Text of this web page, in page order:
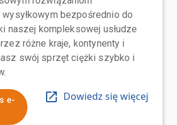
bezpośrednio do
naszej kompleksowej usłudze
różne kraje, kontynenty i
swój sprzęt ciężki szybko i
e-
Dowiedz się więcej